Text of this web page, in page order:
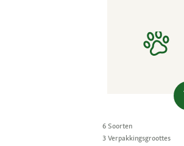
6 Soorten
3 Verpakkingsgroottes